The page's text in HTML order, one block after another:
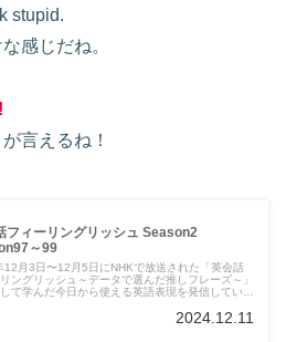
stupid.
感じだね。
言えるね！
フィーリングリッシュ Season2
～99
12月3日〜12月5日にNHKで放送された「英会話
ングリッシュ～データで選んだ推しフレーズ～」
て学んだ今日から使える英語表現を発信していま
2024.12.11